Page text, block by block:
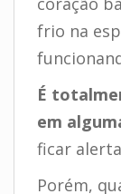
frio na
É
em
ficar
Porém,